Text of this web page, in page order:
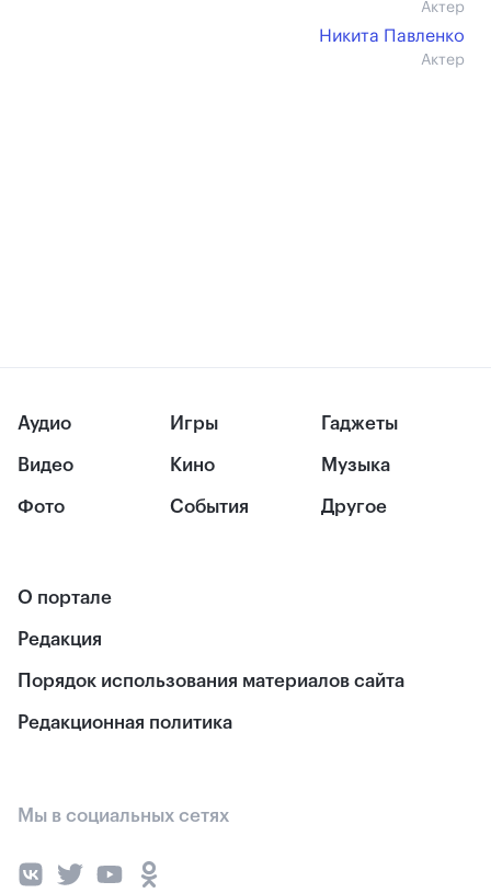
Актер
Никита Павленко
Актер
Аудио
Видео
Фото
Игры
Кино
События
Гаджеты
Музыка
Другое
О портале
Редакция
Порядок использования материалов сайта
Редакционная политика
Мы в социальных сетях